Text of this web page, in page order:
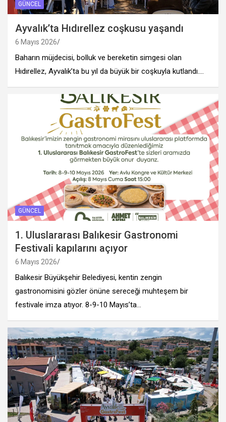
GÜNCEL
Ayvalık’ta Hıdırellez coşkusu yaşandı
6 Mayıs 2026
Baharın müjdecisi, bolluk ve bereketin simgesi olan
Hıdırellez, Ayvalık’ta bu yıl da büyük bir coşkuyla kutlandı.…
GÜNCEL
1. Uluslararası Balıkesir Gastronomi
Festivali kapılarını açıyor
6 Mayıs 2026
Balıkesir Büyükşehir Belediyesi, kentin zengin
gastronomisini gözler önüne sereceği muhteşem bir
festivale imza atıyor. 8-9-10 Mayıs’ta…